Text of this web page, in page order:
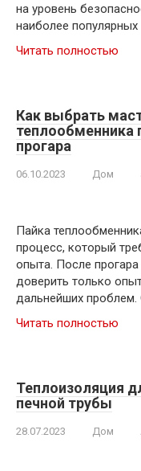
на уровень
наиболее
Читать полностью
Как выбрать
теплообменника
прогара
06.10.2023 Дом
Пайка
процесс, который
опыта. После
доверить только
дальнейших
Читать полностью
Теплоизоляция
печной трубы
28.07.2023 Дом